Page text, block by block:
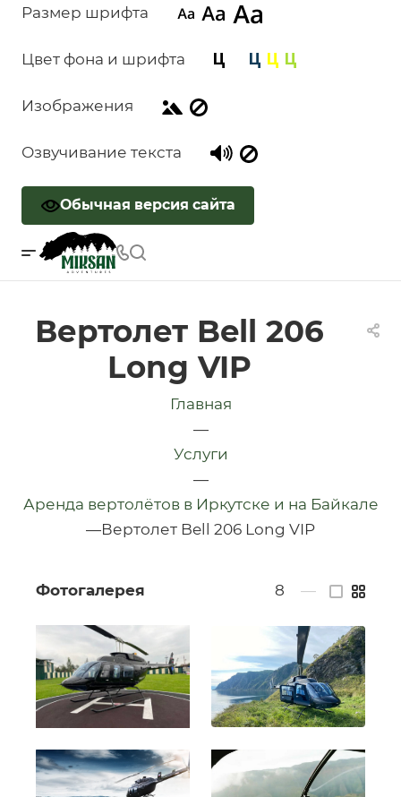
Размер шрифта
Цвет фона и шрифта
Изображения
Озвучивание текста
Обычная версия сайта
Вертолет Bell 206
Long VIP
Главная
—
Услуги
—
Аренда вертолётов в Иркутске и на Байкале
—Вертолет Bell 206 Long VIP
Фотогалерея 8 —